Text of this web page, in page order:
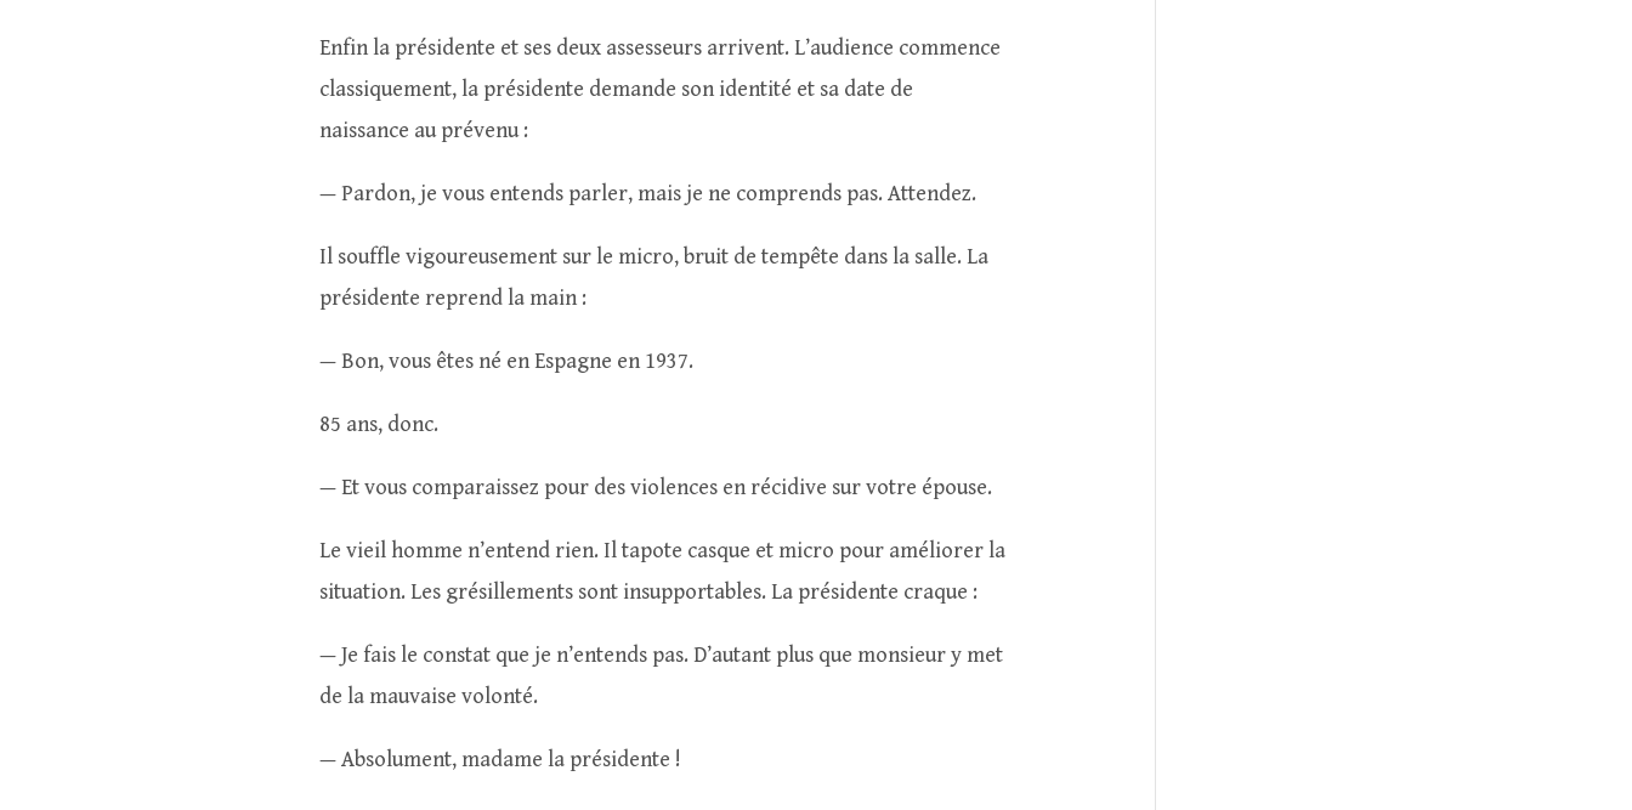
Enfin la présidente et ses deux assesseurs arrivent. L’audience commence
classiquement, la présidente demande son identité et sa date de
naissance au prévenu :
— Pardon, je vous entends parler, mais je ne comprends pas. Attendez.
Il souffle vigoureusement sur le micro, bruit de tempête dans la salle. La
présidente reprend la main :
— Bon, vous êtes né en Espagne en 1937.
85 ans, donc.
— Et vous comparaissez pour des violences en récidive sur votre épouse.
Le vieil homme n’entend rien. Il tapote casque et micro pour améliorer la
situation. Les grésillements sont insupportables. La présidente craque :
— Je fais le constat que je n’entends pas. D’autant plus que monsieur y met
de la mauvaise volonté.
— Absolument, madame la présidente !